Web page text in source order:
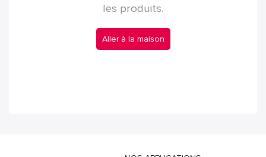
les produits.
Aller à la maison